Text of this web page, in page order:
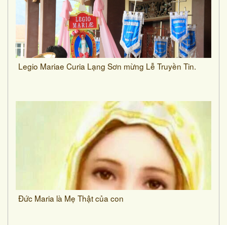
Legio Mariae Curia Lạng Sơn mừng Lễ Truyền Tin.
Đức Maria là Mẹ Thật của con